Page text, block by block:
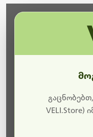
ბოდიშს
მიმდინარეობს
მალე ისევ
VELI.Store)